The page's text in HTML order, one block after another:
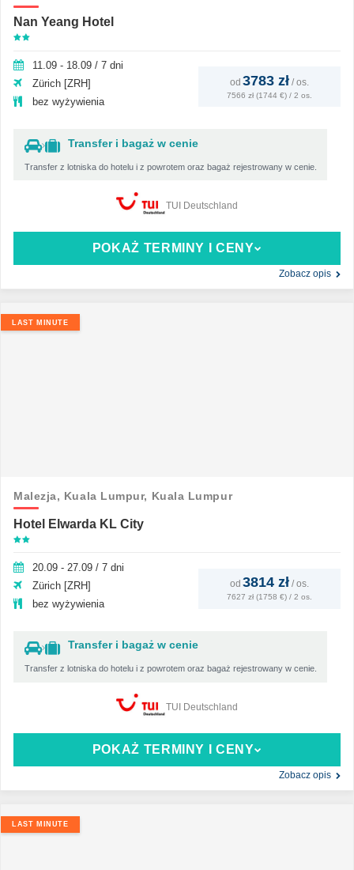
Nan Yeang Hotel
11.09 - 18.09 / 7 dni
Zürich [ZRH]
bez wyżywienia
Transfer i bagaż w cenie
Transfer z lotniska do hotelu i z powrotem oraz bagaż rejestrowany w cenie.
od 3783 zł / os.
7566 zł (1744 €) / 2 os.
POKAŻ TERMINY I CENY
Zobacz opis
TUI Deutschland
LAST MINUTE
Malezja, Kuala Lumpur, Kuala Lumpur
Hotel Elwarda KL City
20.09 - 27.09 / 7 dni
Zürich [ZRH]
bez wyżywienia
Transfer i bagaż w cenie
Transfer z lotniska do hotelu i z powrotem oraz bagaż rejestrowany w cenie.
od 3814 zł / os.
7627 zł (1758 €) / 2 os.
POKAŻ TERMINY I CENY
Zobacz opis
TUI Deutschland
LAST MINUTE